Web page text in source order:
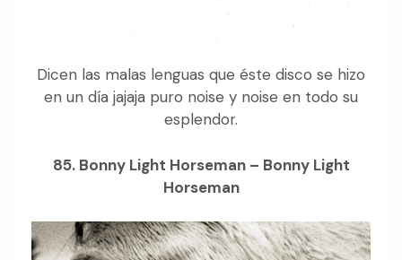
Dicen las malas lenguas que éste disco se hizo
en un día jajaja puro noise y noise en todo su
esplendor.
85. Bonny Light Horseman – Bonny Light
Horseman